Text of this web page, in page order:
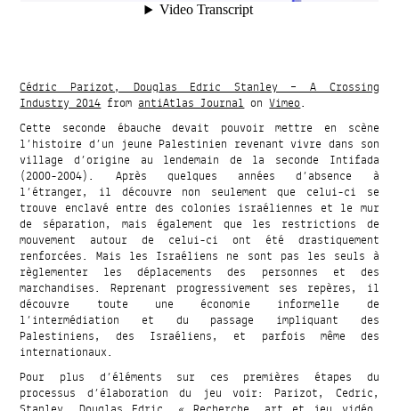
Cédric Parizot, Douglas Edric Stanley – A Crossing
Industry 2014fromantiAtlas JournalonVimeo.
Cette seconde ébauche devait pouvoir mettre en scène
l’histoire d’un jeune Palestinien revenant vivre dans son
village d’origine au lendemain de la seconde Intifada
(2000-2004). Après quelques années d’absence à
l’étranger, il découvre non seulement que celui-ci se
trouve enclavé entre des colonies israéliennes et le mur
de séparation, mais également que les restrictions de
mouvement autour de celui-ci ont été drastiquement
renforcées. Mais les Israéliens ne sont pas les seuls à
règlementer les déplacements des personnes et des
marchandises. Reprenant progressivement ses repères, il
découvre toute une économie informelle de
l’intermédiation et du passage impliquant des
Palestiniens, des Israéliens, et parfois même des
internationaux.
Pour plus d’éléments sur ces premières étapes du
processus d’élaboration du jeu voir: Parizot, Cedric,